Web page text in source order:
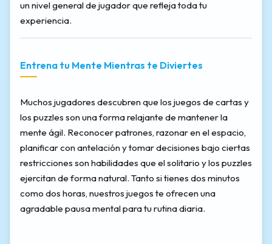
un nivel general de jugador que refleja toda tu
experiencia.
Entrena tu Mente Mientras te Diviertes
Muchos jugadores descubren que los juegos de cartas y
los puzzles son una forma relajante de mantener la
mente ágil. Reconocer patrones, razonar en el espacio,
planificar con antelación y tomar decisiones bajo ciertas
restricciones son habilidades que el solitario y los puzzles
ejercitan de forma natural. Tanto si tienes dos minutos
como dos horas, nuestros juegos te ofrecen una
agradable pausa mental para tu rutina diaria.